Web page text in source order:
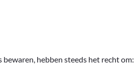
hebben steeds het recht om: